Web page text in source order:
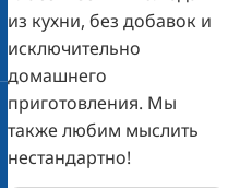
из кухни, без добавок и
исключительно
домашнего
приготовления. Мы
также любим мыслить
нестандартно!